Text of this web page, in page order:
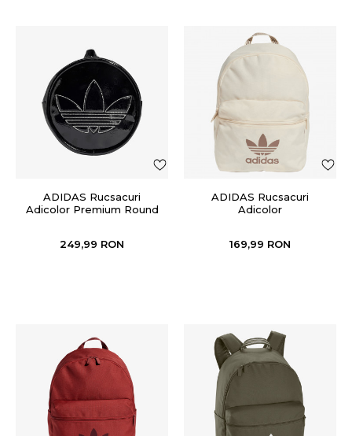
ADIDAS Rucsacuri
Adicolor Premium Round
249,99 RON
ADIDAS Rucsacuri
Adicolor
169,99 RON